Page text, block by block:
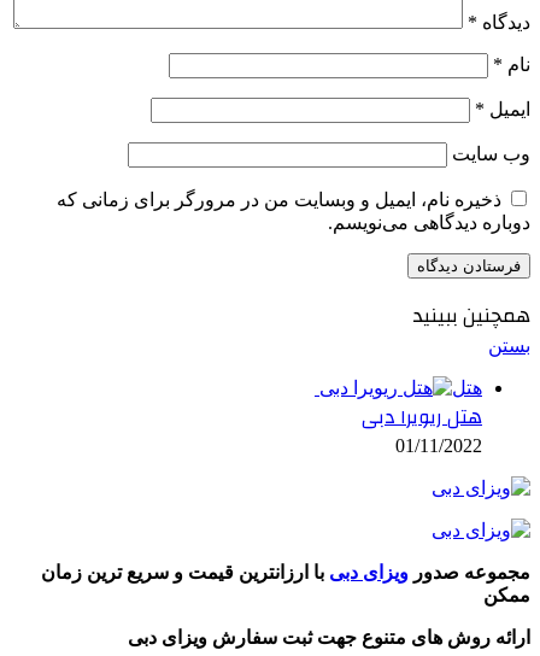
دیدگاه *
نام *
ایمیل *
وب‌ سایت
ذخیره نام، ایمیل و وبسایت من در مرورگر برای زمانی که
دوباره دیدگاهی می‌نویسم.
همچنین ببینید
بستن
هتل
هتل ریویرا دبی
01/11/2022
مجموعه صدور ویزای دبی با ارزانترین قیمت و سریع ترین زمان
ممکن
ارائه روش های متنوع جهت ثبت سفارش ویزای دبی